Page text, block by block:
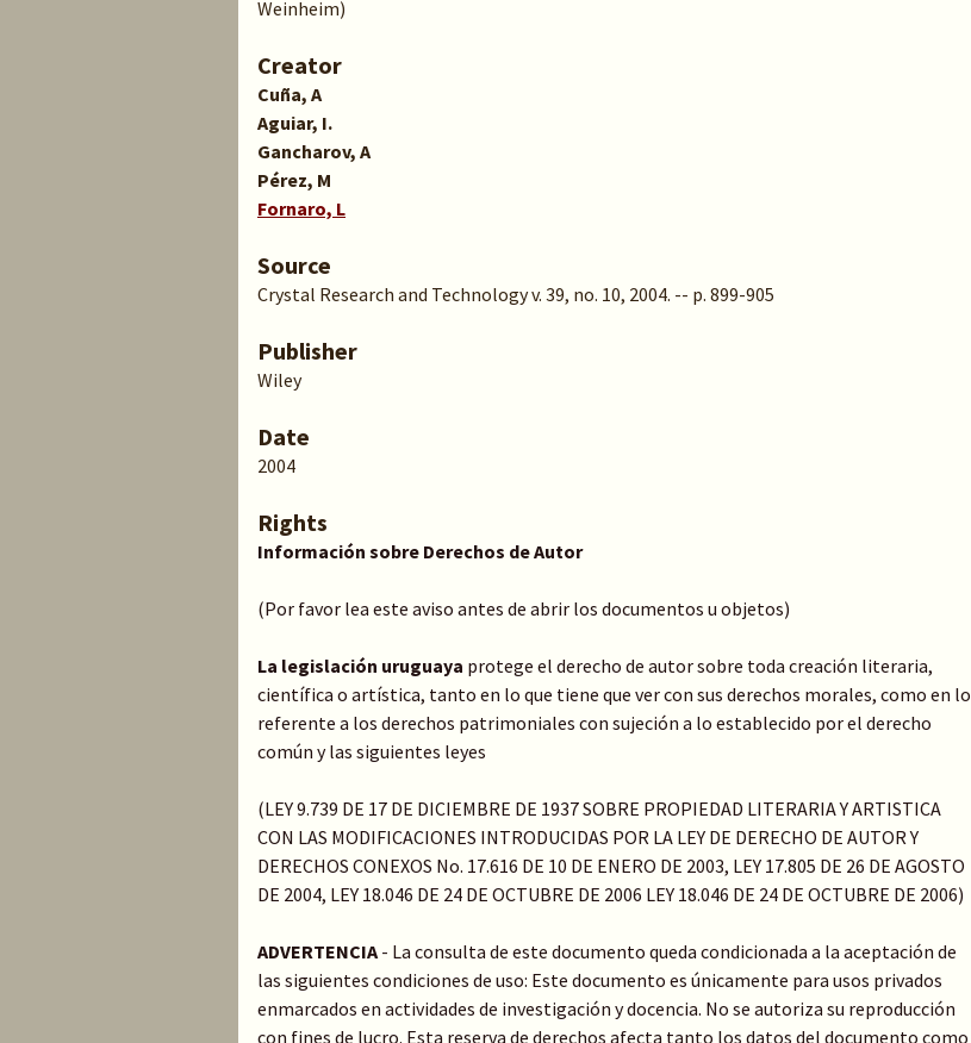
Weinheim)
Creator
Cuña, A
Aguiar, I.
Gancharov, A
Pérez, M
Fornaro, L
Source
Crystal Research and Technology v. 39, no. 10, 2004. -- p. 899-905
Publisher
Wiley
Date
2004
Rights
Información sobre Derechos de Autor
(Por favor lea este aviso antes de abrir los documentos u objetos)
La legislación uruguaya protege el derecho de autor sobre toda creación literaria,
científica o artística, tanto en lo que tiene que ver con sus derechos morales, como en lo
referente a los derechos patrimoniales con sujeción a lo establecido por el derecho
común y las siguientes leyes
(LEY 9.739 DE 17 DE DICIEMBRE DE 1937 SOBRE PROPIEDAD LITERARIA Y ARTISTICA
CON LAS MODIFICACIONES INTRODUCIDAS POR LA LEY DE DERECHO DE AUTOR Y
DERECHOS CONEXOS No. 17.616 DE 10 DE ENERO DE 2003, LEY 17.805 DE 26 DE AGOSTO
DE 2004, LEY 18.046 DE 24 DE OCTUBRE DE 2006 LEY 18.046 DE 24 DE OCTUBRE DE 2006)
ADVERTENCIA- La consulta de este documento queda condicionada a la aceptación de
las siguientes condiciones de uso: Este documento es únicamente para usos privados
enmarcados en actividades de investigación y docencia. No se autoriza su reproducción
con fines de lucro. Esta reserva de derechos afecta tanto los datos del documento como